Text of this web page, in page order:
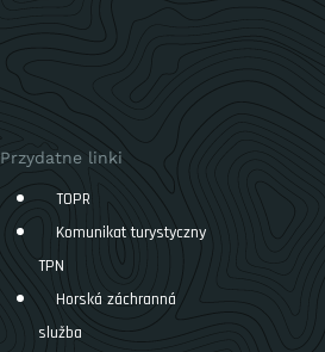
Przydatne linki
TOPR
Komunikat turystyczny
TPN
Horská záchranná
služba